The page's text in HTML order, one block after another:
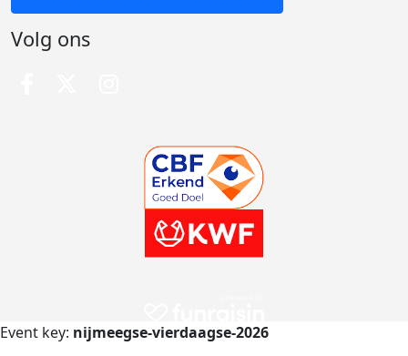
Volg ons
Event key: nijmeegse-vierdaagse-2026